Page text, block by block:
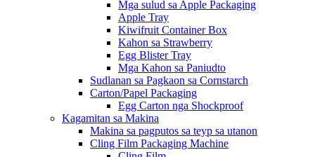
Mga sulud sa Apple Packaging
Apple Tray
Kiwifruit Container Box
Kahon sa Strawberry
Egg Blister Tray
Mga Kahon sa Paniudto
Sudlanan sa Pagkaon sa Cornstarch
Carton/Papel Packaging
Egg Carton nga Shockproof
Kagamitan sa Makina
Makina sa pagputos sa teyp sa utanon
Cling Film Packaging Machine